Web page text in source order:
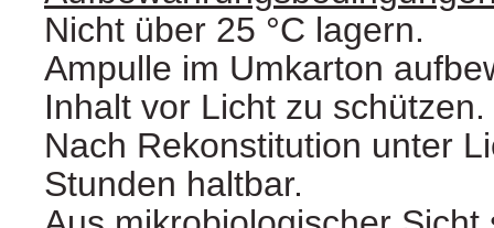
Nicht über 25 °C lagern.
Ampulle im Umkarton
Inhalt vor Licht zu schützen.
Nach Rekonstitution unter
Stunden haltbar.